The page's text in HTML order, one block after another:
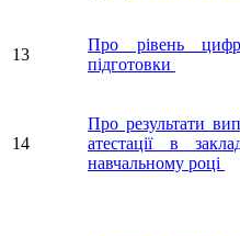
13
Про рівень
підготовки
14
Про результати
атестації в
навчальному році